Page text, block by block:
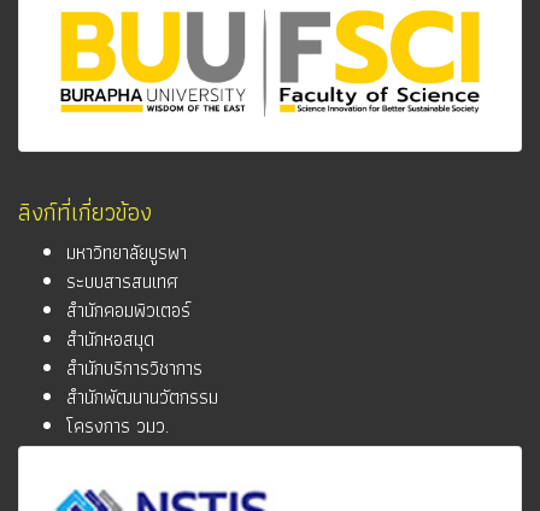
ลิงก์ที่เกี่ยวข้อง
มหาวิทยาลัยบูรพา
ระบบสารสนเทศ
สำนักคอมพิวเตอร์
สำนักหอสมุด
สำนักบริการวิชาการ
สำนักพัฒนานวัตกรรม
โครงการ วมว.